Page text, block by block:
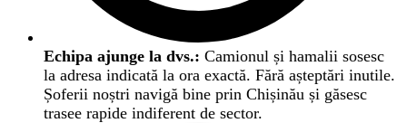
Echipa ajunge la dvs.: Camionul și hamalii sosesc
la adresa indicată la ora exactă. Fără așteptări inutile.
Șoferii noștri navigă bine prin Chișinău și găsesc
trasee rapide indiferent de sector.